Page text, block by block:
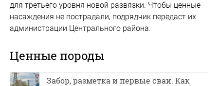
для третьего уровня новой развязки. Чтобы ценные
насаждения не пострадали, подрядчик передаст их
администрации Центрального района.
Ценные породы
Забор, разметка и первые сваи. Как